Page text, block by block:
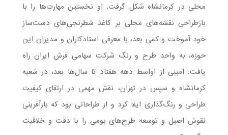
محلی در کرمانشاه شکل گرفت. او نخستین مهارت‌ها را با
بازطراحی نقشه‌های محلی بر کاغذ شطرنجی‌های دست‌ساز
خود آموخت و کمی بعد، با معرفی استادکاران و مدیران این
حوزه، به واحد طرح و رنگ شرکت سهامی فرش ایران راه
یافت. امینی از اواسط دهه هفتاد تا سال‌ها بعد، در شعبه
کرمانشاه و سپس در تهران، نقش مهمی در ارتقای کیفیت
طراحی و رنگ‌گذاری ایفا کرد و از طراحانی بود که بازآفرینی
نقوش اصیل و توسعه طرح‌های بومی را با دقت و خلاقیت